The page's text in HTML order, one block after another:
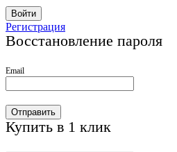
Войти
Регистрация
Восстановление пароля
Email
Отправить
Купить в 1 клик